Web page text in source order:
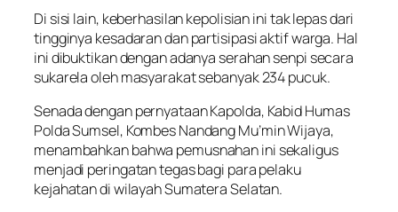
Di sisi lain, keberhasilan kepolisian ini tak lepas dari
tingginya kesadaran dan partisipasi aktif warga. Hal
ini dibuktikan dengan adanya serahan senpi secara
sukarela oleh masyarakat sebanyak 234 pucuk.
Senada dengan pernyataan Kapolda, Kabid Humas
Polda Sumsel, Kombes Nandang Mu’min Wijaya,
menambahkan bahwa pemusnahan ini sekaligus
menjadi peringatan tegas bagi para pelaku
kejahatan di wilayah Sumatera Selatan.